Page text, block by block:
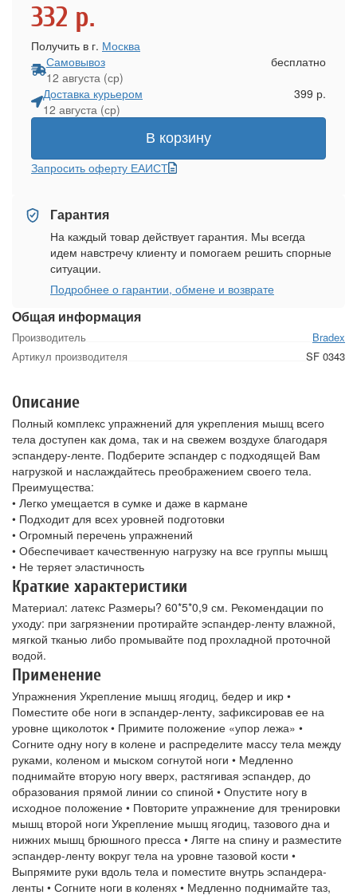
Общая информация
Производитель
Bradex
Артикул производителя
SF 0343
332 р.
Получить в г. Москва
Самовывоз
12 августа (ср)
бесплатно
Доставка курьером
12 августа (ср)
399 р.
В корзину
Запросить оферту ЕАИСТ
Гарантия
На каждый товар действует гарантия. Мы всегда
идем навстречу клиенту и помогаем решить спорные
ситуации.
Подробнее о гарантии, обмене и возврате
Описание
Полный комплекс упражнений для укрепления мышц всего
тела доступен как дома, так и на свежем воздухе благодаря
эспандеру-ленте. Подберите эспандер с подходящей Вам
нагрузкой и наслаждайтесь преображением своего тела.
Преимущества:
• Легко умещается в сумке и даже в кармане
• Подходит для всех уровней подготовки
• Огромный перечень упражнений
• Обеспечивает качественную нагрузку на все группы мышц
• Не теряет эластичность
Краткие характеристики
Материал: латекс Размеры? 60*5*0,9 см. Рекомендации по
уходу: при загрязнении протирайте эспандер-ленту влажной,
мягкой тканью либо промывайте под прохладной проточной
водой.
Применение
Упражнения Укрепление мышц ягодиц, бедер и икр •
Поместите обе ноги в эспандер-ленту, зафиксировав ее на
уровне щиколоток • Примите положение «упор лежа» •
Согните одну ногу в колене и распределите массу тела между
руками, коленом и мыском согнутой ноги • Медленно
поднимайте вторую ногу вверх, растягивая эспандер, до
образования прямой линии со спиной • Опустите ногу в
исходное положение • Повторите упражнение для тренировки
мышц второй ноги Укрепление мышц ягодиц, тазового дна и
нижних мышц брюшного пресса • Лягте на спину и разместите
эспандер-ленту вокруг тела на уровне тазовой кости •
Выпрямите руки вдоль тела и поместите внутрь эспандера-
ленты • Согните ноги в коленях • Медленно поднимайте таз,